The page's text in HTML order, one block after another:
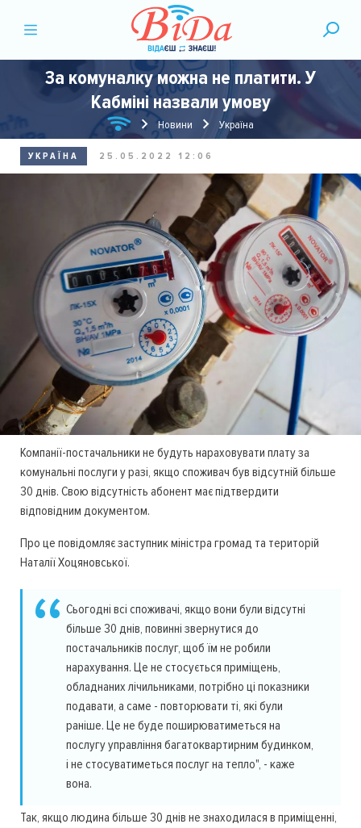
За комуналку можна не платити. У
Кабміні назвали умову
Новини Україна
УКРАЇНА 25.05.2022 12:06
Компанії-постачальники не будуть нараховувати плату за
комунальні послуги у разі, якщо споживач був відсутній більше
30 днів. Свою відсутність абонент має підтвердити
відповідним документом.
Про це повідомляє заступник міністра громад та територій
Наталії Хоцяновської.
Сьогодні всі споживачі, якщо вони були відсутні
більше 30 днів, повинні звернутися до
постачальників послуг, щоб їм не робили
нарахування. Це не стосується приміщень,
обладнаних лічильниками, потрібно ці показники
подавати, а саме - повторювати ті, які були
раніше. Це не буде поширюватиметься на
послугу управління багатоквартирним будинком,
і не стосуватиметься послуг на тепло", - каже
вона.
Так, якщо людина більше 30 днів не знаходилася в приміщенні,